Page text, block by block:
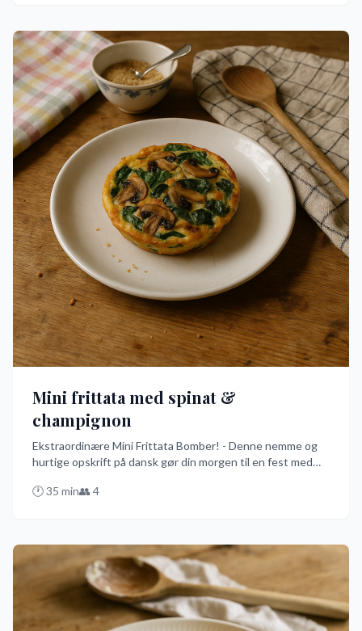
Mini frittata med spinat &
champignon
Ekstraordinære Mini Frittata Bomber! - Denne nemme og
hurtige opskrift på dansk gør din morgen til en fest med
bagt i ovnen til gyldne små lækkerier. Perfekt til at
🕐35 min👥 4